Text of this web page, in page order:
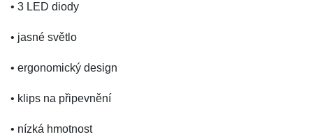
• 3 LED diody
• jasné světlo
• ergonomický design
• klips na připevnění
• nízká hmotnost